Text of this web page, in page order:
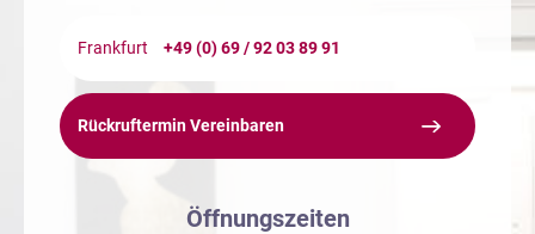
Frankfurt +49 (0) 69 / 92 03 89 91
Rückruftermin Vereinbaren
Öffnungszeiten